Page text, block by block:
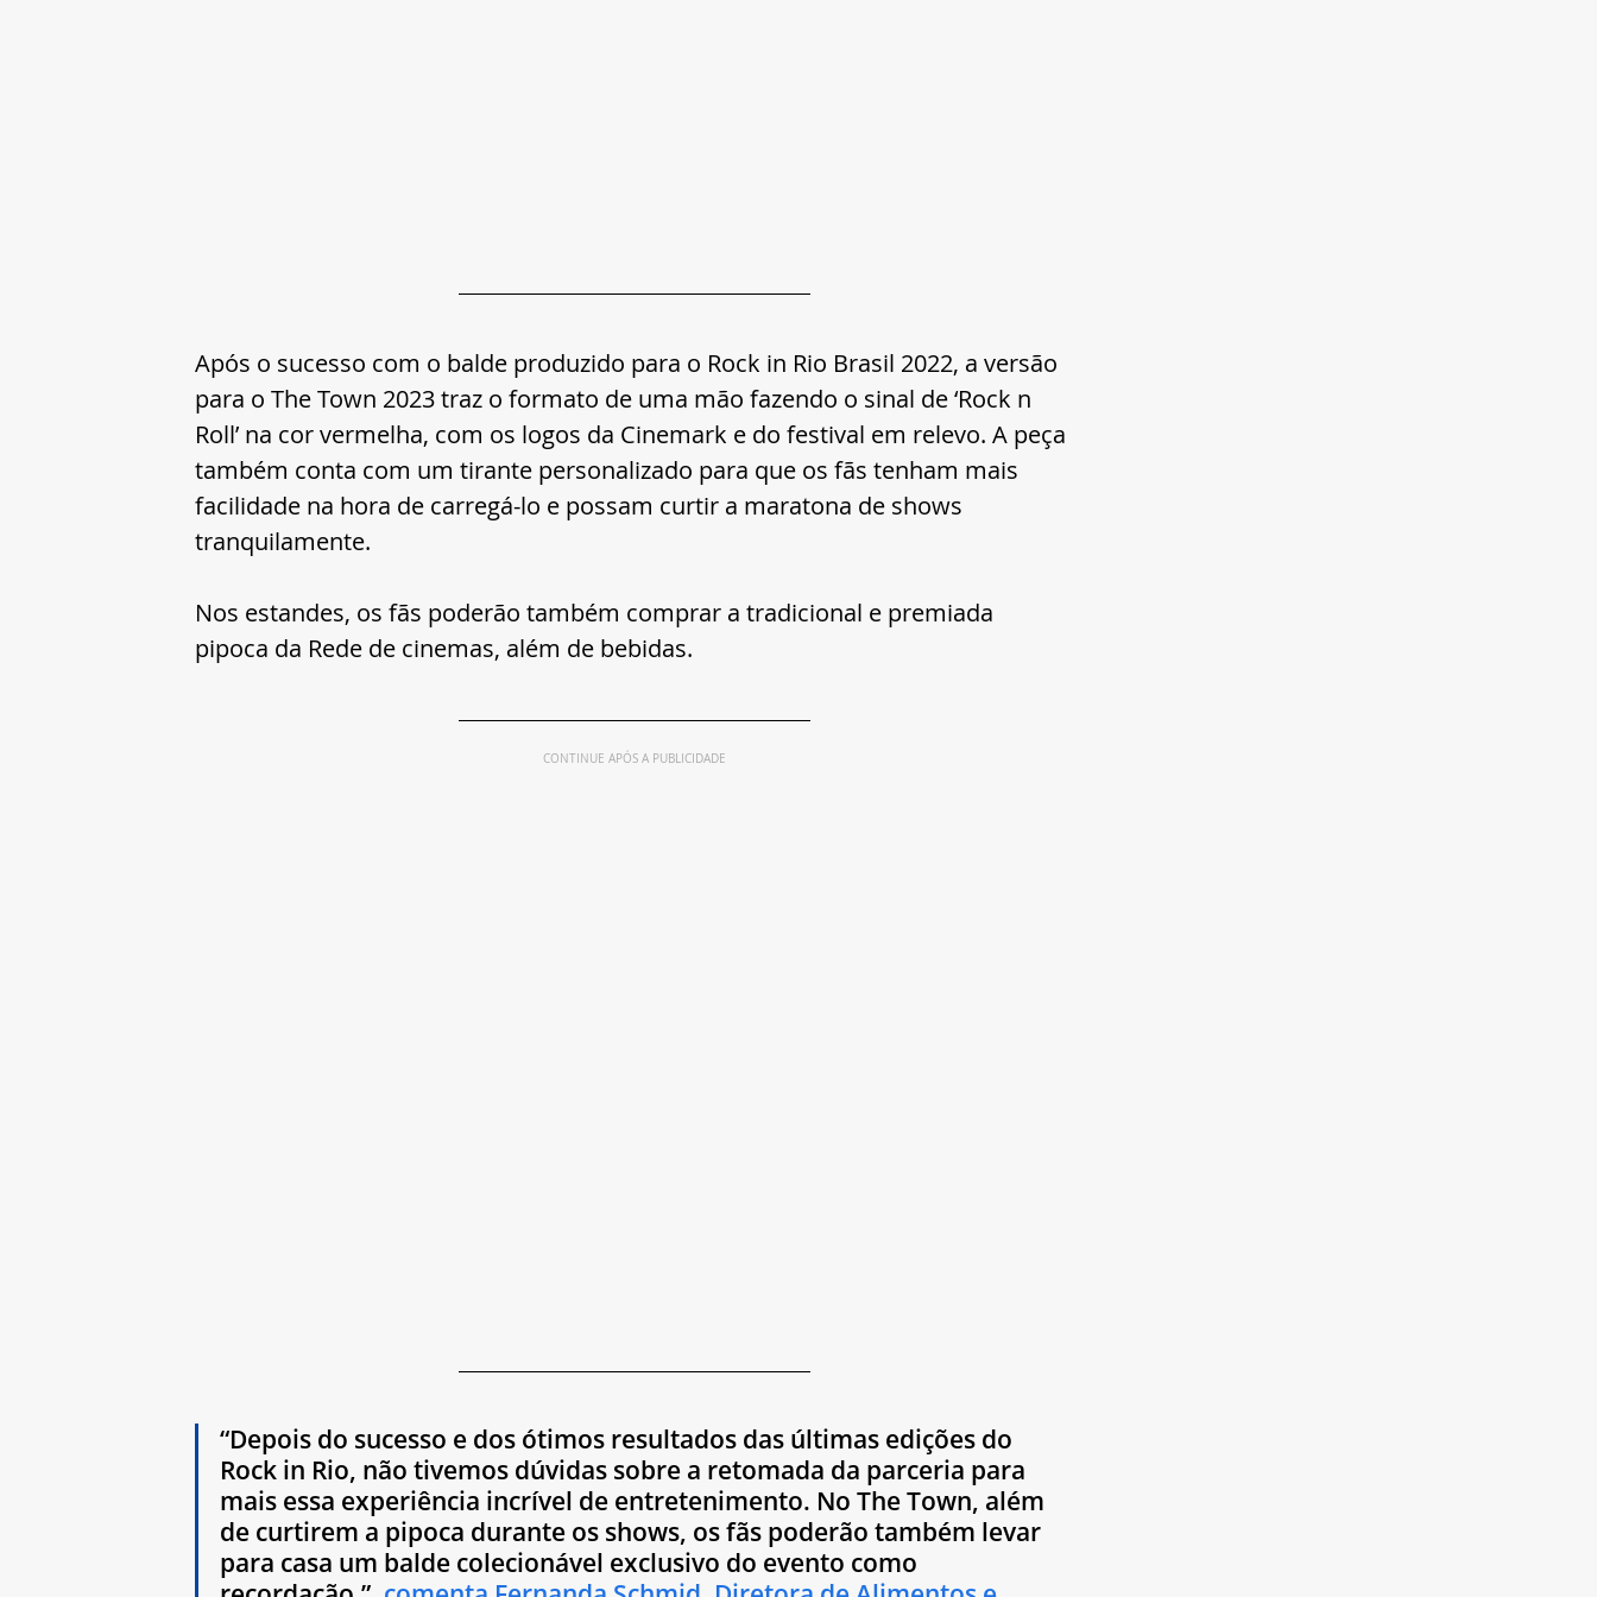
Após o sucesso com o balde produzido para o Rock in Rio Brasil 2022, a versão
para o The Town 2023 traz o formato de uma mão fazendo o sinal de ‘Rock n
Roll’ na cor vermelha, com os logos da Cinemark e do festival em relevo. A peça
também conta com um tirante personalizado para que os fãs tenham mais
facilidade na hora de carregá-lo e possam curtir a maratona de shows
tranquilamente.
Nos estandes, os fãs poderão também comprar a tradicional e premiada
pipoca da Rede de cinemas, além de bebidas.
CONTINUE APÓS A PUBLICIDADE
“Depois do sucesso e dos ótimos resultados das últimas edições do
Rock in Rio, não tivemos dúvidas sobre a retomada da parceria para
mais essa experiência incrível de entretenimento. No The Town, além
de curtirem a pipoca durante os shows, os fãs poderão também levar
para casa um balde colecionável exclusivo do evento como